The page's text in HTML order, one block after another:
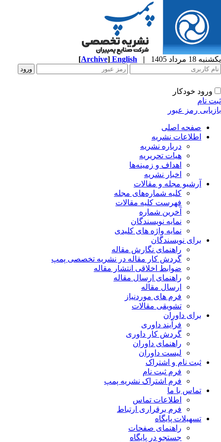
18 مرداد 1405 |
English
[Archive]
ورود خودکار
نام
رمز عبور
صفحه اصلی
اطلاعات نشریه
درباره نشریه
هیات تحریریه
اهداف و زمینه‌ها
اخبار نشریه
آرشیو مجله و مقالات
کلیه شماره‌های مجله
فهرست کلیه مقالات
آخرین شماره
نمایه نویسندگان
نمایه واژه های کلیدی
برای نویسندگان
راهنمای نگارش مقاله
گردش کار مقاله در نشریه تخصصی پمپ
ضوابط اخلاقی انتشار مقاله
راهنمای ارسال مقاله
ارسال مقاله
فرم های موردنیاز
تشویقی مقالات
برای داوران
فرآیند داوری
گردش کار داوری
راهنمای داوران
لیست داوران
ثبت نام و اشتراک
فرم ثبت نام
فرم اشتراک نشریه پمپ
تماس با ما
اطلاعات تماس
فرم برقراری ارتباط
تسهیلات پایگاه
راهنمای صفحات
جستجو در پایگاه